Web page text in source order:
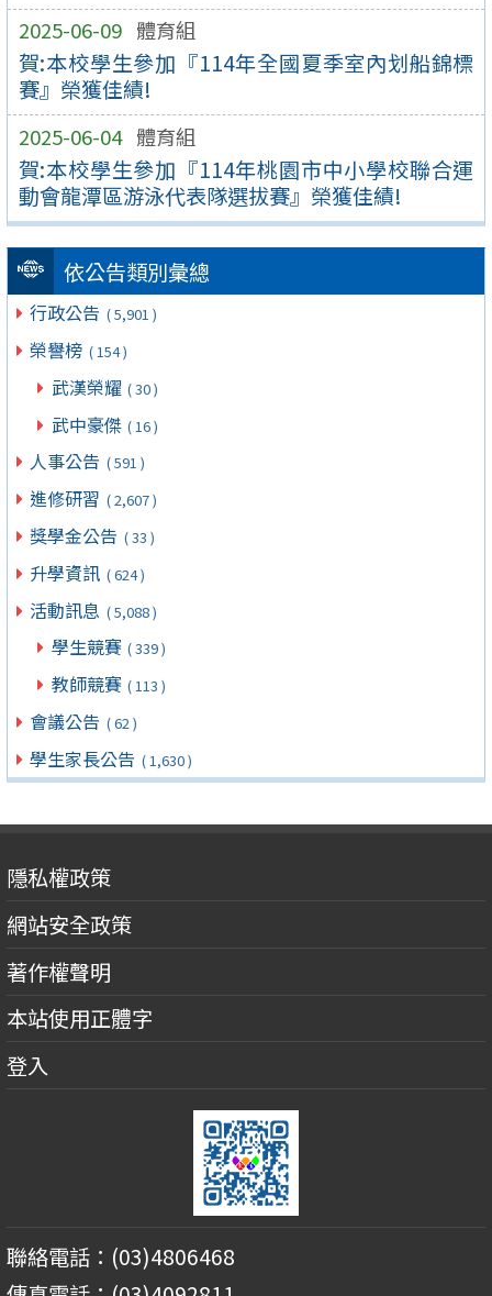
2025-06-09 體育組
賀:本校學生參加『114年全國夏季室內划船錦標
賽』榮獲佳績!
2025-06-04 體育組
賀:本校學生參加『114年桃園市中小學校聯合運
動會龍潭區游泳代表隊選拔賽』榮獲佳績!
依公告類別彙總
行政公告 ( 5,901 )
榮譽榜 ( 154 )
武漢榮耀 ( 30 )
武中豪傑 ( 16 )
人事公告 ( 591 )
進修研習 ( 2,607 )
獎學金公告 ( 33 )
升學資訊 ( 624 )
活動訊息 ( 5,088 )
學生競賽 ( 339 )
教師競賽 ( 113 )
會議公告 ( 62 )
學生家長公告 ( 1,630 )
隱私權政策
網站安全政策
著作權聲明
本站使用正體字
登入
聯絡電話：(03)4806468